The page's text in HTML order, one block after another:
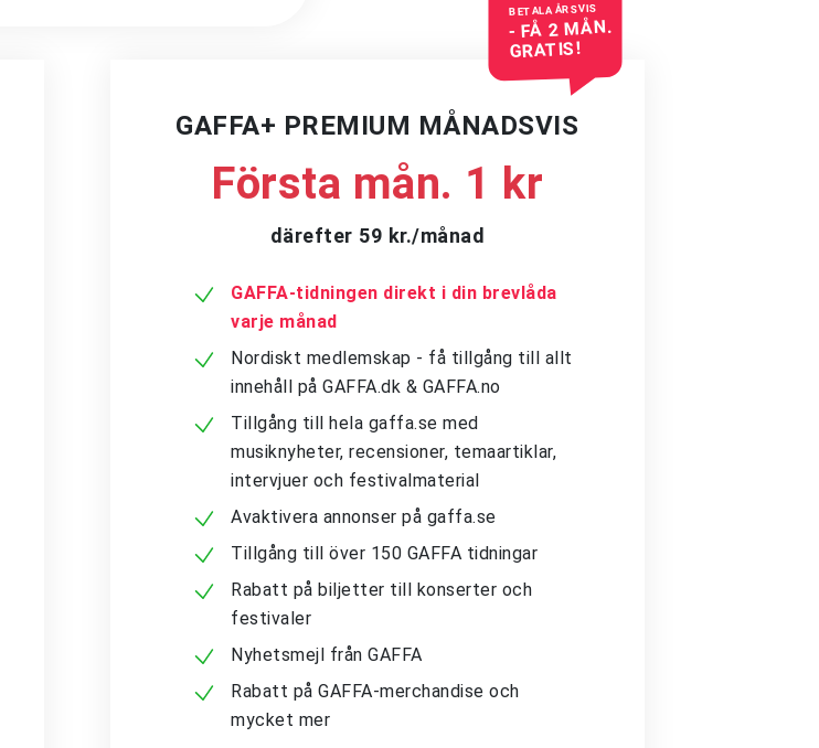
BETALA ÅRSVIS
- FÅ 2 MÅN.
GRATIS!
GAFFA+ PREMIUM MÅNADSVIS
Första mån. 1 kr
därefter 59 kr./månad
GAFFA-tidningen direkt i din brevlåda
varje månad
Nordiskt medlemskap - få tillgång till allt
innehåll på GAFFA.dk & GAFFA.no
Tillgång till hela gaffa.se med
musiknyheter, recensioner, temaartiklar,
intervjuer och festivalmaterial
Avaktivera annonser på gaffa.se
Tillgång till över 150 GAFFA tidningar
Rabatt på biljetter till konserter och
festivaler
Nyhetsmejl från GAFFA
Rabatt på GAFFA-merchandise och
mycket mer